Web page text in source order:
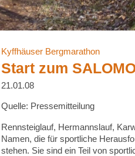
Kyffhäuser Bergmarathon
Start zum
21.01.08
Quelle: Pressemitteilung
Rennsteiglauf, Hermannslauf,
Namen, die für sportliche
stehen. Sie sind ein Teil von